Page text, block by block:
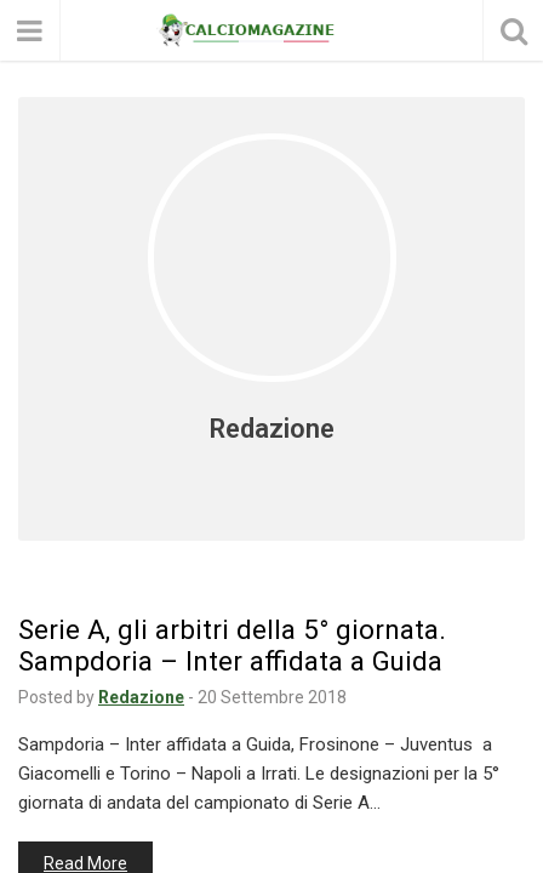
Redazione
Serie A, gli arbitri della 5° giornata.
Sampdoria – Inter affidata a Guida
Posted by Redazione - 20 Settembre 2018
Sampdoria – Inter affidata a Guida, Frosinone – Juventus a
Giacomelli e Torino – Napoli a Irrati. Le designazioni per la 5°
giornata di andata del campionato di Serie A…
Read More